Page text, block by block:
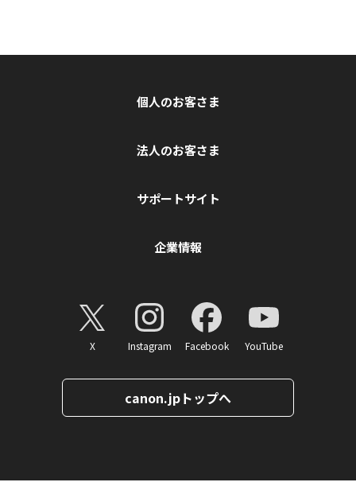
個人のお客さま
法人のお客さま
サポートサイト
企業情報
X Instagram Facebook YouTube
canon.jpトップへ